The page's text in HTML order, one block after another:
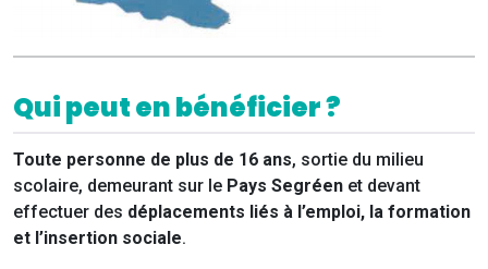
Qui peut en bénéficier ?
Toute personne de plus de 16 ans, sortie du milieu
scolaire, demeurant sur le Pays Segréen et devant
effectuer des déplacements liés à l’emploi, la formation
et l’insertion sociale.